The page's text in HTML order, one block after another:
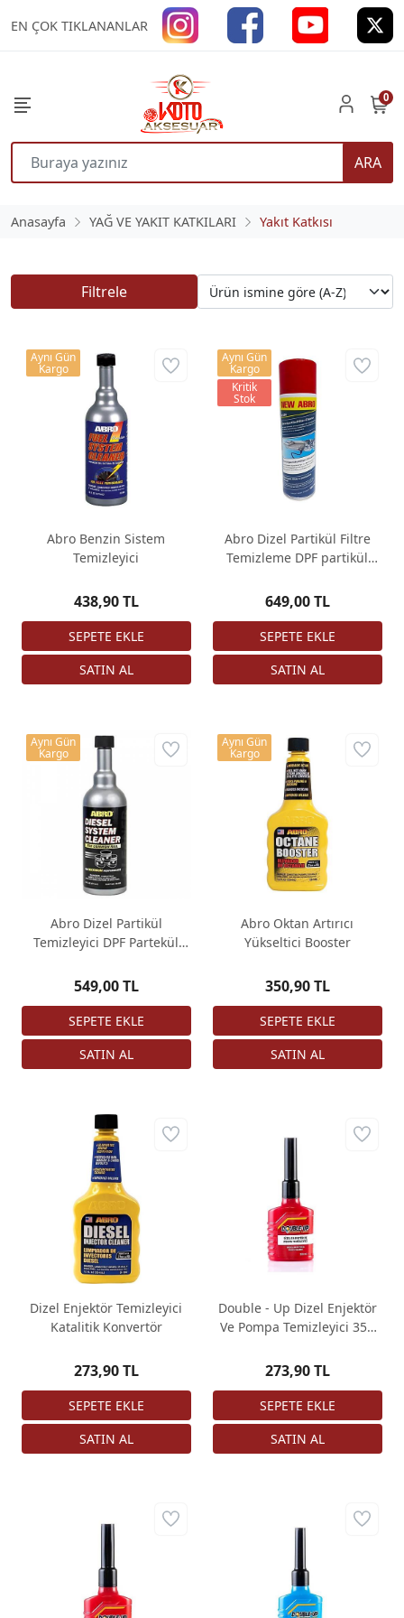
EN ÇOK TIKLANANLAR
ARA
0
Anasayfa YAĞ VE YAKIT KATKILARI Yakıt Katkısı
Filtrele
Abro Benzin Sistem
Temizleyici
438,90 TL
Aynı Gün
Kargo
Abro Dizel Partikül Filtre
Temizleme DPF partikül
649,00 TL
Aynı Gün
Kargo
Kritik
Stok
Abro Dizel Partikül
Temizleyici DPF Partekül
549,00 TL
Aynı Gün
Kargo
Abro Oktan Artırıcı
Yükseltici Booster
350,90 TL
Aynı Gün
Kargo
Dizel Enjektör Temizleyici
Katalitik Konvertör
273,90 TL
Double - Up Dizel Enjektör
Ve Pompa Temizleyici 350
273,90 TL